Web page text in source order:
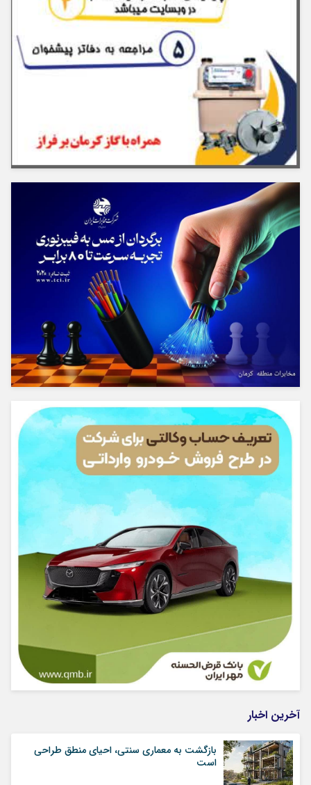
آخرین اخبار
بازگشت به معماری سنتی، احیای منطق طراحی
است